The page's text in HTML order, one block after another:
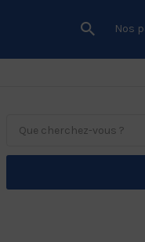
Nos